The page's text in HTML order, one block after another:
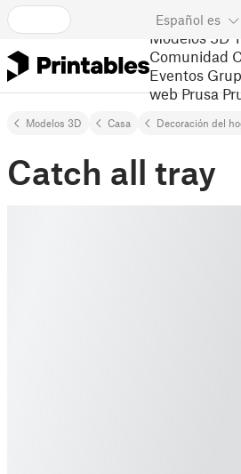
Español es
Modelos 3D
Comunidad
Eventos
web Prusa
Modelos 3D Casa Decoración del
Catch all tray